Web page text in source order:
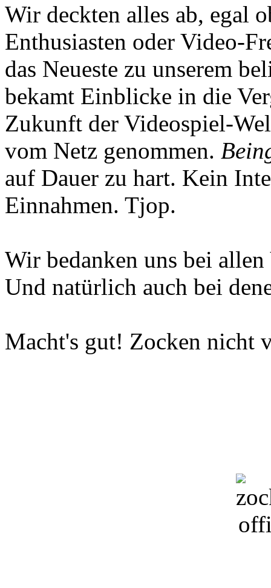
Wir deckten alles ab, egal
Enthusiasten oder Video-
das Neueste zu unserem
bekamt Einblicke in die
Zukunft der Videospiel-
vom Netz genommen.
auf Dauer zu hart. Kein
Einnahmen. Tjop.
Wir bedanken uns bei
Und natürlich auch bei
Macht's gut! Zocken nicht